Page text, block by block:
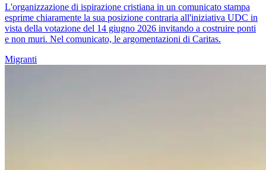
L'organizzazione di ispirazione cristiana in un comunicato stampa
esprime chiaramente la sua posizione contraria all'iniziativa UDC in
vista della votazione del 14 giugno 2026 invitando a costruire ponti
e non muri. Nel comunicato, le argomentazioni di Caritas.
Migranti